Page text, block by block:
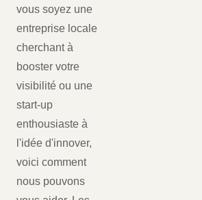
vous soyez une
entreprise locale
cherchant à
booster votre
visibilité ou une
start-up
enthousiaste à
l'idée d'innover,
voici comment
nous pouvons